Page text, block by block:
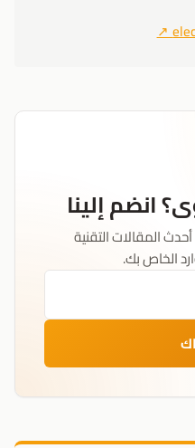
↗
انضم إلينا
المقالات التقنية
الخاص بك.